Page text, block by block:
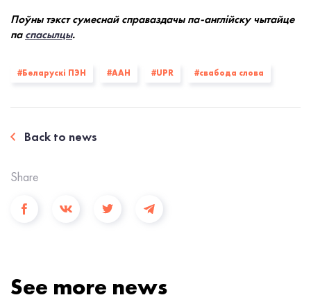
Поўны тэкст сумеснай справаздачы па-англійску чытайце
паспасылцы.
#Беларускі ПЭН #ААН #UPR #свабода слова
Back to news
Share
See more news